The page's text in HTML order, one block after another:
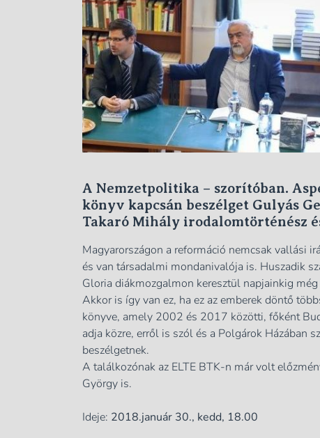
A Nemzetpolitika – szorítóban.
könyv kapcsán beszélget Gulyás
Takaró Mihály irodalomtörténész
Magyarországon a reformáció nemcsak vallási
és van társadalmi mondanivalója is. Huszadik
Gloria diákmozgalmon keresztül napjainkig
Akkor is így van ez, ha ez az emberek döntő
könyve, amely 2002 és 2017 közötti, főként
adja közre, erről is szól és a Polgárok Házában
beszélgetnek.
A találkozónak az ELTE BTK-n már volt
György is.
Ideje: 2018.január 30., kedd, 18.00